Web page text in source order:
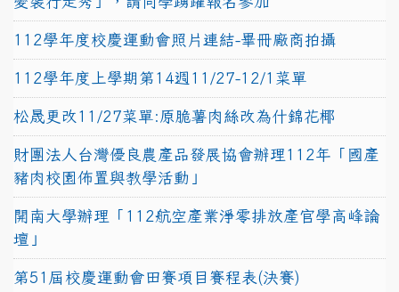
112學年度校慶運動會照片連結-畢冊廠商拍攝
112學年度上學期第14週11/27-12/1菜單
松晟更改11/27菜單:原脆薯肉絲改為什錦花椰
財團法人台灣優良農產品發展協會辦理112年「國產
豬肉校園佈置與教學活動」
開南大學辦理「112航空產業淨零排放產官學高峰論
壇」
第51屆校慶運動會田賽項目賽程表(決賽)